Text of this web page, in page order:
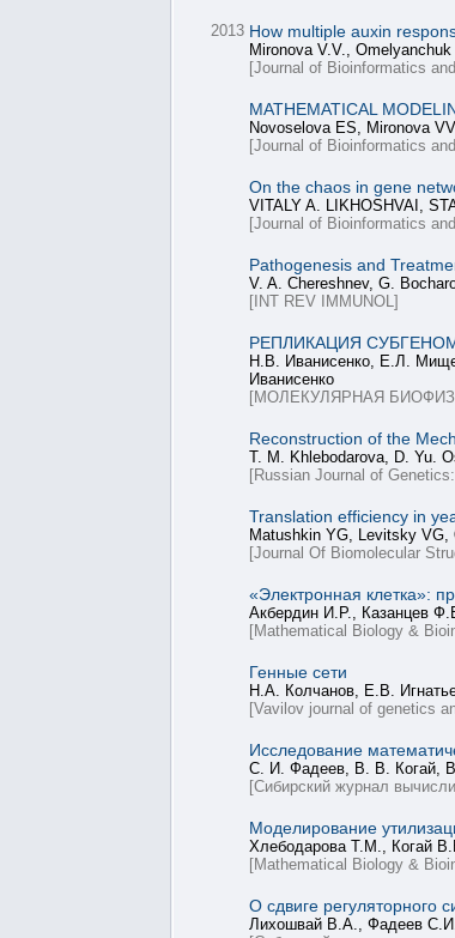
2013 How multiple auxin
Mironova V.V.,
[Journal of Bioinformatics
MATHEMATICAL
Novoselova ES, Mironova
[Journal of Bioinformatics
On the chaos in gene
VITALY A. LIKHOSHVAI,
[Journal of Bioinformatics
Pathogenesis and
V. A. Chereshnev, G.
[INT REV IMMUNOL]
PЕПЛИКАЦИЯ
Н.В. Иваниcенко, Е.Л.
Иваниcенко
[МОЛЕКУЛЯРНАЯ
Reconstruction of the
T. M. Khlebodarova, D. Yu.
[Russian Journal of
Translation efficiency in
Matushkin YG, Levitsky
[Journal Of Biomolecular
«Электронная клетка»:
Акбердин И.Р., Казанцев
[Mathematical Biology &
Генные сети
Н.А. Колчанов, Е.В.
[Vavilov journal of genetics
Исследование
С. И. Фадеев, В. В. Когай,
[Сибирский журнал
Моделирование
Хлебодарова Т.М., Когай
[Mathematical Biology &
О сдвиге регуляторного
Лихошвай В.А., Фадеев